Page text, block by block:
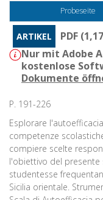
Probeseite
ARTIKEL
PDF
Nur mit Adobe
kostenlose
Dokumente
P. 191-226
Esplorare
competenze
compiere scelte
l'obiettivo del presente
studentesse
Sicilia orientale.